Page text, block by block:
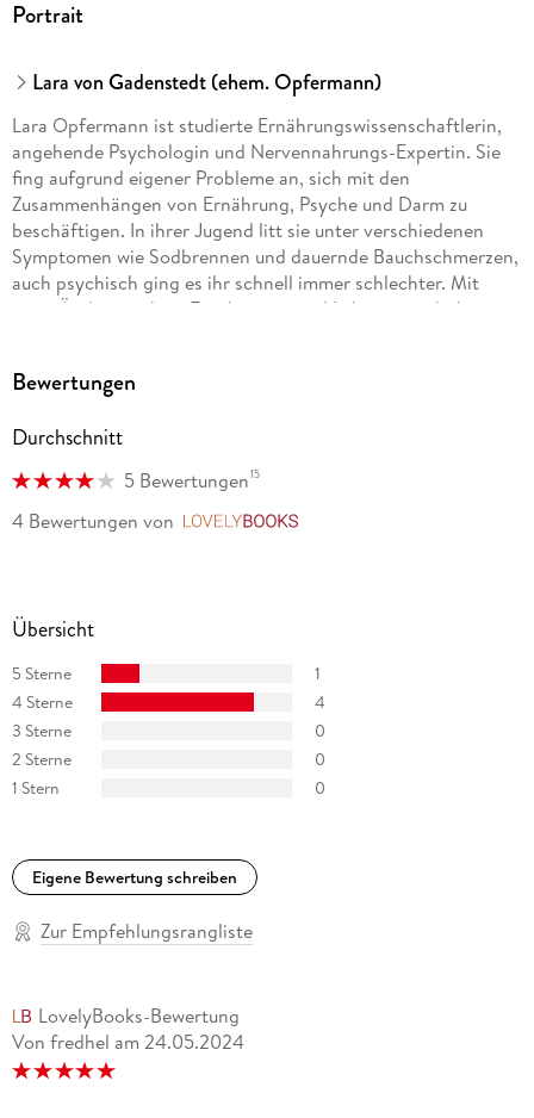
Portrait
Lara von Gadenstedt (ehem. Opfermann)
Lara Opfermann ist studierte Ernährungswissenschaftlerin,
angehende Psychologin und Nervennahrungs-Expertin. Sie
fing aufgrund eigener Probleme an, sich mit den
Zusammenhängen von Ernährung, Psyche und Darm zu
beschäftigen. In ihrer Jugend litt sie unter verschiedenen
Symptomen wie Sodbrennen und dauernde Bauchschmerzen,
auch psychisch ging es ihr schnell immer schlechter. Mit
einer Änderung ihrer Ernährungs- und Lebensgewohnheiten
Grundlage ihrer eigenen Erfahrungen sowie
Nervennahrungs-Methode entwickelt. Ihr Anliegen ist es,
anderen zu helfen, ihr Stresssystem auf natürliche Weise
wieder in Balance zu bringen und ihre Psyche stark zu
machen.
Bewertungen
Durchschnitt
5 Bewertungen15
4 Bewertungen von
Übersicht
5 Sterne
1
4 Sterne
4
3 Sterne
0
2 Sterne
0
1 Stern
0
Eigene Bewertung schreiben
Zur Empfehlungsrangliste
LovelyBooks-Bewertung
Von fredhel am 24.05.2024